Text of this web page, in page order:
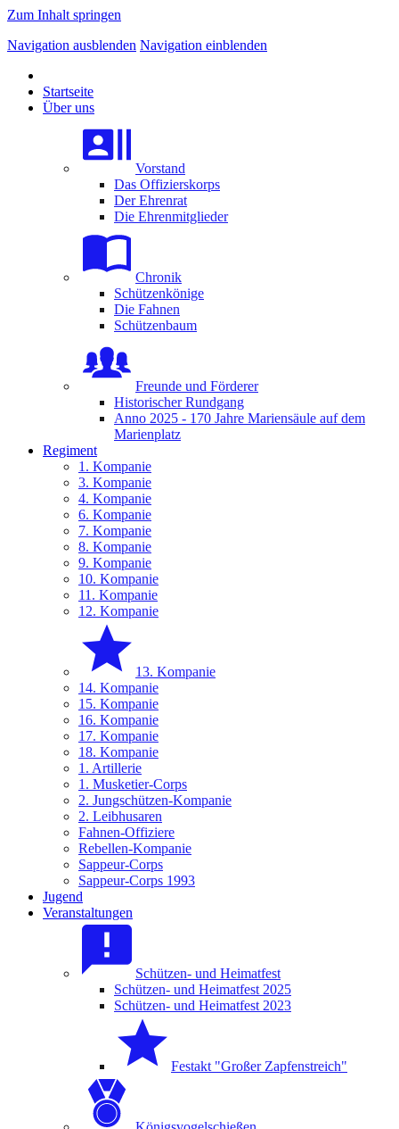
Zum Inhalt springen
Navigation ausblenden Navigation einblenden
Startseite
Über uns
Vorstand
Das Offizierskorps
Der Ehrenrat
Die Ehrenmitglieder
Chronik
Schützenkönige
Die Fahnen
Schützenbaum
Freunde und Förderer
Historischer Rundgang
Anno 2025 - 170 Jahre Mariensäule auf dem
Marienplatz
Regiment
1. Kompanie
3. Kompanie
4. Kompanie
6. Kompanie
7. Kompanie
8. Kompanie
9. Kompanie
10. Kompanie
11. Kompanie
12. Kompanie
13. Kompanie
14. Kompanie
15. Kompanie
16. Kompanie
17. Kompanie
18. Kompanie
1. Artillerie
1. Musketier-Corps
2. Jungschützen-Kompanie
2. Leibhusaren
Fahnen-Offiziere
Rebellen-Kompanie
Sappeur-Corps
Sappeur-Corps 1993
Jugend
Veranstaltungen
Schützen- und Heimatfest
Schützen- und Heimatfest 2025
Schützen- und Heimatfest 2023
Festakt "Großer Zapfenstreich"